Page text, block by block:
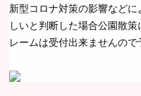
新型コロナ対策の影響など
しいと判断した場合公園散
レームは受付出来ませんので